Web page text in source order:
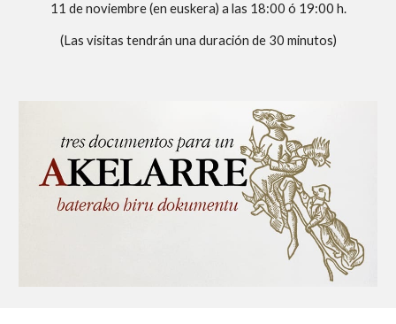
11 de noviembre (en euskera) a las 18:00 ó 19:00 h.
(Las visitas tendrán una duración de 30 minutos)